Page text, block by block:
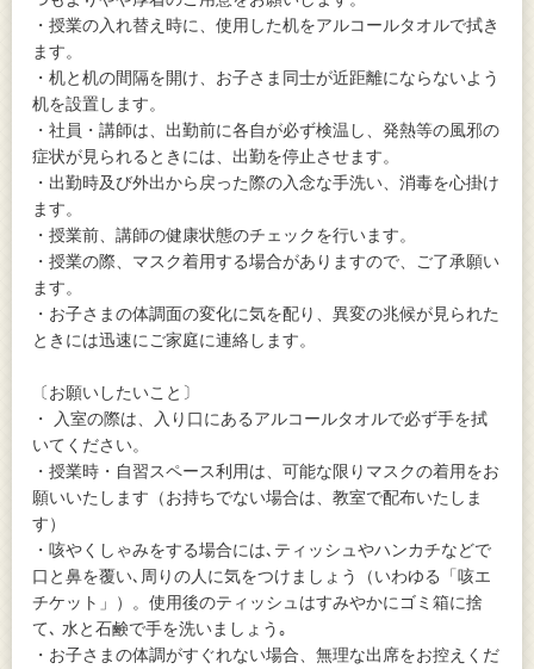
・授業の入れ替え時に、使用した机をアルコールタオルで拭き
ます。
・机と机の間隔を開け、お子さま同士が近距離にならないよう
机を設置します。
・社員・講師は、出勤前に各自が必ず検温し、発熱等の風邪の
症状が見られるときには、出勤を停止させます。
・出勤時及び外出から戻った際の入念な手洗い、消毒を心掛け
ます。
・授業前、講師の健康状態のチェックを行います。
・授業の際、マスク着用する場合がありますので、ご了承願い
ます。
・お子さまの体調面の変化に気を配り、異変の兆候が見られた
ときには迅速にご家庭に連絡します。
〔お願いしたいこと〕
・ 入室の際は、入り口にあるアルコールタオルで必ず手を拭
いてください。
・授業時・自習スペース利用は、可能な限りマスクの着用をお
願いいたします（お持ちでない場合は、教室で配布いたしま
す）
・咳やくしゃみをする場合には､ティッシュやハンカチなどで
口と鼻を覆い､周りの人に気をつけましょう（いわゆる「咳エ
チケット」）。使用後のティッシュはすみやかにゴミ箱に捨
て､ 水と石鹸で手を洗いましょう｡
・お子さまの体調がすぐれない場合、無理な出席をお控えくだ